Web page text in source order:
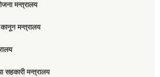
मन्त्रालय
मन्त्रालय
सहकारी मन्त्रालय